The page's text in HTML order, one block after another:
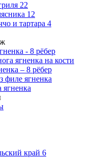
22
12
и тартара 4
- 8 рёбер
ягненка на кости
– 8 рёбер
филе ягненка
ягненка
край 6